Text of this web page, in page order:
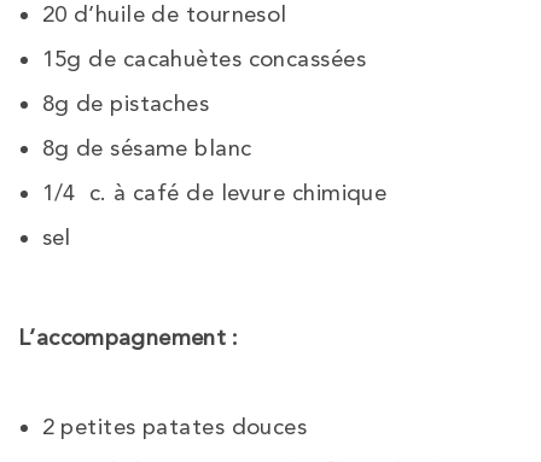
20 d’huile de tournesol
15g de cacahuètes concassées
8g de pistaches
8g de sésame blanc
1/4 c. à café de levure chimique
sel
L’accompagnement :
2 petites patates douces